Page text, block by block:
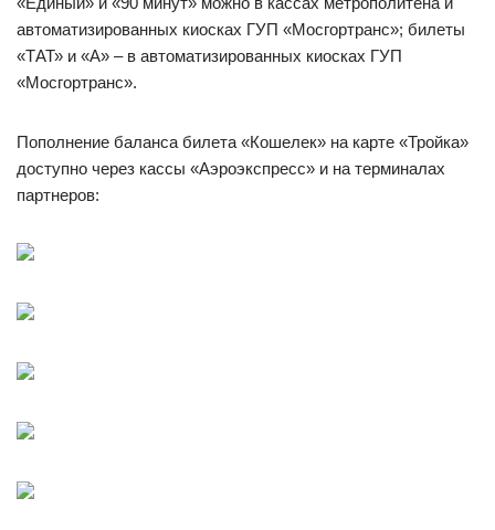
автоматизированных киосках ГУП «Мосгортранс»; билеты
«ТАТ» и «А» – в автоматизированных киосках ГУП
«Мосгортранс».
Пополнение баланса билета «Кошелек» на карте «Тройка»
доступно через кассы «Аэроэкспресс» и на терминалах
партнеров: